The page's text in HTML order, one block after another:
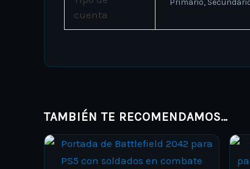
cuenta
Primario,
TAMBIÉN TE RECOMENDAMOS…
Price
range:
ARS 9.000,00
This
product